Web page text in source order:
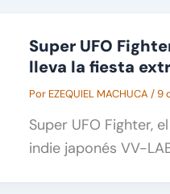
Super UFO
lleva la fiesta
Por EZEQUIEL MACHUCA /9
Super UFO Fighter,
indie japonés VV-